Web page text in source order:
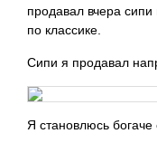
продавал вчера
по классике.
Сипи я продавал
Я становлюсь